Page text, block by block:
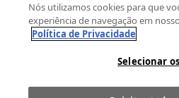
Paulo/SP, CEP 02029-001,
2013 Fast Shop - Todos os
Nós utilizamos cookies para que
experiência de navegação em
Política de Privacidade
Selecionar